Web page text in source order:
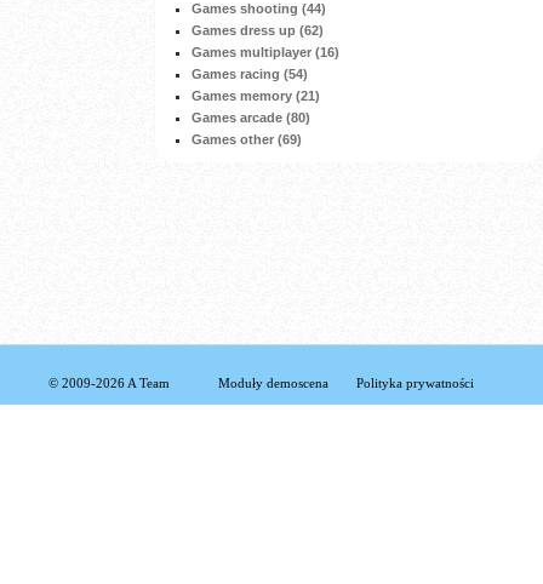
Games shooting (44)
Games dress up (62)
Games multiplayer (16)
Games racing (54)
Games memory (21)
Games arcade (80)
Games other (69)
© 2009-2026 A Team Moduły demoscena Polityka prywatności